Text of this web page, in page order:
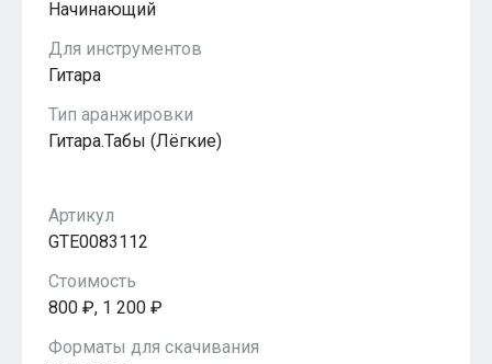
Популярное
Бесплатные
Начинающий
Для инструментов
Гитара
Тип аранжировки
Гитара.Табы (Лёгкие)
Артикул
GTE0083112
Стоимость
800 ₽, 1 200 ₽
Форматы для скачивания